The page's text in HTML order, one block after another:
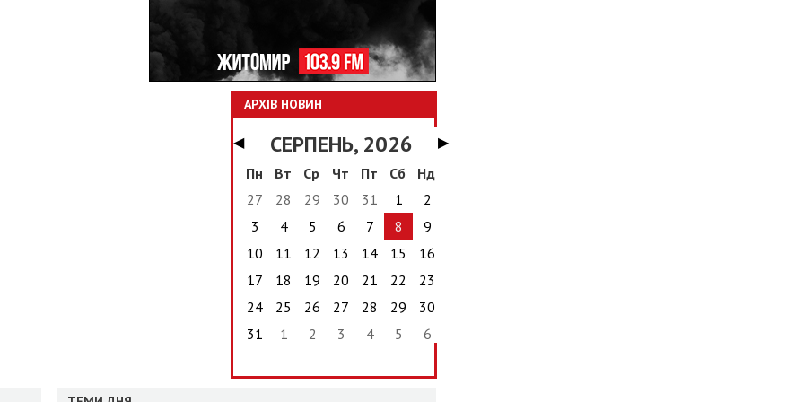
АРХІВ НОВИН
◀ СЕРПЕНЬ, 2026
▶
Пн
Вт Ср Чт Пт Сб
Нд
27
28 29 30 31 1
2
3
4 5 6 7 8
9
10
11 12 13 14 15
16
17
18 19 20 21 22
23
24
25 26 27 28 29
30
31
1 2 3 4 5 6